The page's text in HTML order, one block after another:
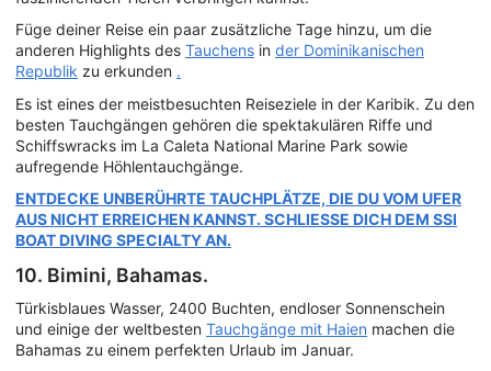
Füge deiner Reise ein paar zusätzliche Tage hinzu, um die
anderen Highlights des Tauchens in der Dominikanischen
Republik zu erkunden .
Es ist eines der meistbesuchten Reiseziele in der Karibik. Zu den
besten Tauchgängen gehören die spektakulären Riffe und
Schiffswracks im La Caleta National Marine Park sowie
aufregende Höhlentauchgänge.
ENTDECKE UNBERÜHRTE TAUCHPLÄTZE, DIE DU VOM UFER
AUS NICHT ERREICHEN KANNST. SCHLIESSE DICH DEM SSI
BOAT DIVING SPECIALTY AN.
10. Bimini, Bahamas.
Türkisblaues Wasser, 2400 Buchten, endloser Sonnenschein
und einige der weltbesten Tauchgänge mit Haien machen die
Bahamas zu einem perfekten Urlaub im Januar.